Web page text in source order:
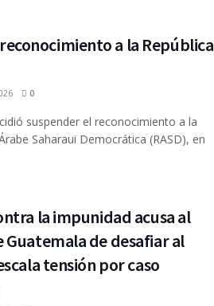
a la República
0
suspender el reconocimiento a la
Saharaui Democrática (RASD), en
la impunidad acusa al
de desafiar al
tensión por caso